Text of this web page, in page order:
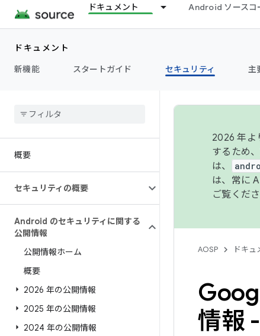
ドキュメント Android ソースコ
ドキュメント
新機能
スタートガイド セキュリティ 主
概要
セキュリティの概要
Android のセキュリティに関する
公開情報
公開情報ホーム
概要
2026 年の公開情報
2025 年の公開情報
2024 年の公開情報
2026 年よ
するため
は、
は、常に
ご覧くださ
AOSP ドキュ
情報